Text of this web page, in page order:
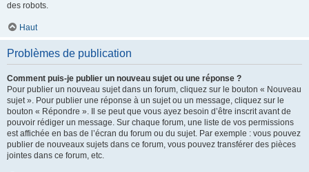
des robots.
Haut
Problèmes de publication
Comment puis-je publier un nouveau sujet ou une réponse ?
Pour publier un nouveau sujet dans un forum, cliquez sur le bouton « Nouveau
sujet ». Pour publier une réponse à un sujet ou un message, cliquez sur le
bouton « Répondre ». Il se peut que vous ayez besoin d’être inscrit avant de
pouvoir rédiger un message. Sur chaque forum, une liste de vos permissions
est affichée en bas de l’écran du forum ou du sujet. Par exemple : vous pouvez
publier de nouveaux sujets dans ce forum, vous pouvez transférer des pièces
jointes dans ce forum, etc.